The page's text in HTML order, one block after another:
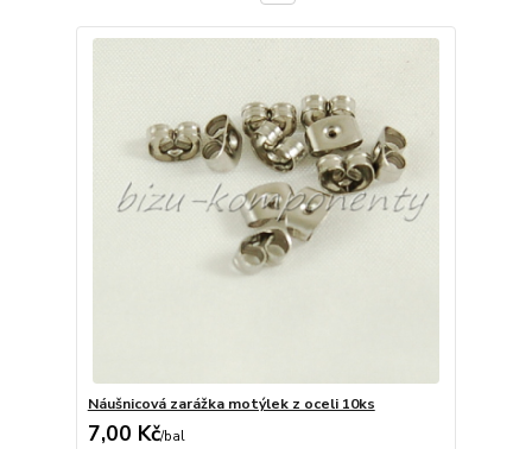
Náušnicová zarážka motýlek z oceli 10ks
7,00 Kč/bal